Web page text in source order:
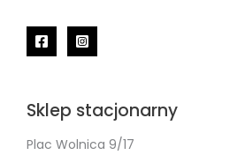
Sklep stacjonarny
Plac Wolnica 9/17